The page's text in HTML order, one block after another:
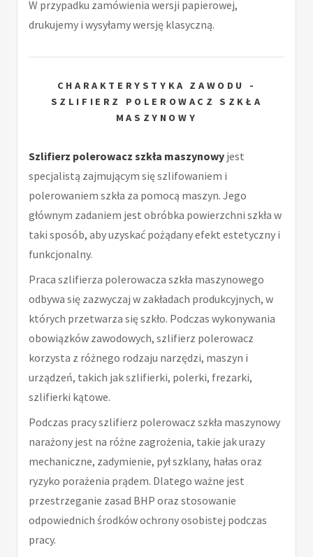
W przypadku zamówienia wersji papierowej,
drukujemy i wysyłamy wersję klasyczną.
CHARAKTERYSTYKA ZAWODU -
SZLIFIERZ POLEROWACZ SZKŁA
MASZYNOWY
Szlifierz polerowacz szkła maszynowy jest
specjalistą zajmującym się szlifowaniem i
polerowaniem szkła za pomocą maszyn. Jego
głównym zadaniem jest obróbka powierzchni szkła w
taki sposób, aby uzyskać pożądany efekt estetyczny i
funkcjonalny.
Praca szlifierza polerowacza szkła maszynowego
odbywa się zazwyczaj w zakładach produkcyjnych, w
których przetwarza się szkło. Podczas wykonywania
obowiązków zawodowych, szlifierz polerowacz
korzysta z różnego rodzaju narzędzi, maszyn i
urządzeń, takich jak szlifierki, polerki, frezarki,
szlifierki kątowe.
Podczas pracy szlifierz polerowacz szkła maszynowy
narażony jest na różne zagrożenia, takie jak urazy
mechaniczne, zadymienie, pył szklany, hałas oraz
ryzyko porażenia prądem. Dlatego ważne jest
przestrzeganie zasad BHP oraz stosowanie
odpowiednich środków ochrony osobistej podczas
pracy.